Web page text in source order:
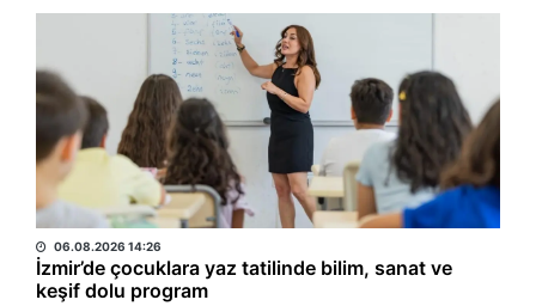
BÜLTEN
06.08.2026 14:26
İzmir’de çocuklara yaz tatilinde bilim, sanat ve
keşif dolu program